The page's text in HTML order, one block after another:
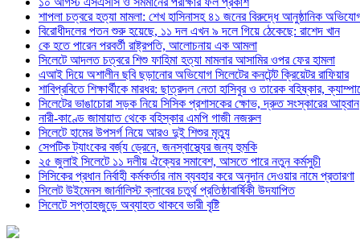
শাপলা চত্বরে হত্যা মামলা: শেখ হাসিনাসহ ৪১ জনের বিরুদ্ধে আনুষ্ঠানিক
বিরোধীদলের পতন শুরু হয়েছে, ১১ দল এখন ৯ দলে গিয়ে ঠেকেছে: রাশেদ খান
কে হতে পারেন পরবর্তী রাষ্ট্রপতি, আলোচনায় এক আমলা
সিলেটে আদলত চত্বরে শিশু ফাহিমা হত্যা মামলার আসামির ওপর ফের হামলা
এআই দিয়ে অশালীন ছবি ছড়ানোর অভিযোগ সিলেটের কনটেন্ট ক্রিয়েটর রাফিয়ার
শাবিপ্রবিতে শিক্ষার্থীকে মারধর: ছাত্রদল নেতা হাসিবুর ও তারেক বহিষ্কার,
সিলেটের ভাঙাচোরা সড়ক নিয়ে সিসিক প্রশাসকের ক্ষোভ, দ্রুত সংস্কারের আহ্বান
নারী-কাণ্ডে জামায়াত থেকে বহিস্কার এমপি গাজী নজরুল
সিলেটে হামের উপসর্গ নিয়ে আরও দুই শিশুর মৃত্যু
সেপটিক ট্যাংকের বর্জ্য ড্রেনে, জনস্বাস্থ্যের জন্য হুমকি
২৫ জুলাই সিলেটে ১১ দলীয় ঐক্যের সমাবেশ, আসতে পারে নতুন কর্মসুচী
সিসিকের প্রধান নির্বাহী কর্মকর্তার নাম ব্যবহার করে অনুদান দেওয়ার নামে প্রতারণা
সিলেট উইমেনস জার্নালিস্ট ক্লাবের চতুর্থ প্রতিষ্ঠাবার্ষিকী উদযাপিত
সিলেটে সপ্তাহজুড়ে অব্যাহত থাকবে ভারী বৃষ্টি